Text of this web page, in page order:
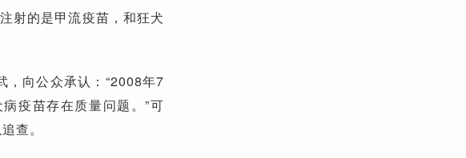
射的是甲流疫苗，和狂犬
，向公众承认：“2008年7
疫苗存在质量问题。”可
查。